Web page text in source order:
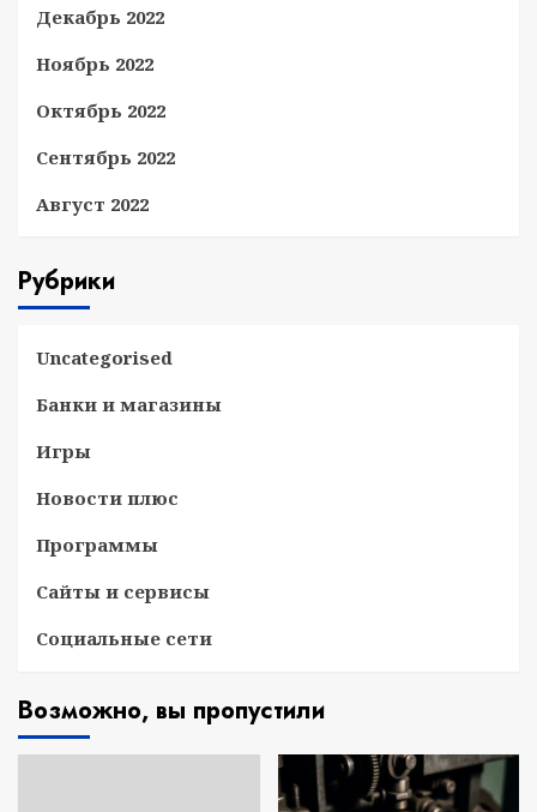
Декабрь 2022
Ноябрь 2022
Октябрь 2022
Сентябрь 2022
Август 2022
Рубрики
Uncategorised
Банки и магазины
Игры
Новости плюс
Программы
Сайты и сервисы
Социальные сети
Возможно, вы пропустили